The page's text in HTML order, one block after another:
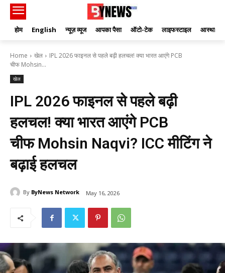
होम English न्यूज़ व्यूज आपका पैसा ऑटो-टेक लाइफस्टाइल आस्था
Home खेल
IPL 2026 फाइनल से पहले बढ़ी हलचल! क्या भारत आएंगे PCB
चीफ Mohsin...
खेल
IPL 2026 फाइनल से पहले बढ़ी
हलचल! क्या भारत आएंगे PCB
चीफ Mohsin Naqvi? ICC मीटिंग ने
बढ़ाई हलचल
By ByNews Network May 16, 2026